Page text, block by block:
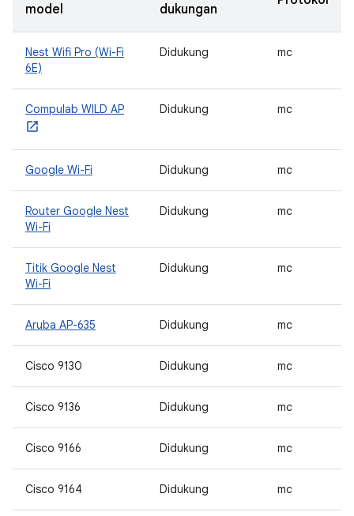
model dukungan
Nest Wifi Pro (Wi-Fi
6E)
Didukung mc
Compulab WILD AP Didukung mc
Google Wi-Fi Didukung mc
Router Google Nest
Wi-Fi
Didukung mc
Titik Google Nest
Wi-Fi
Didukung mc
Aruba AP-635 Didukung mc
Cisco 9130 Didukung mc
Cisco 9136 Didukung mc
Cisco 9166 Didukung mc
Cisco 9164 Didukung mc